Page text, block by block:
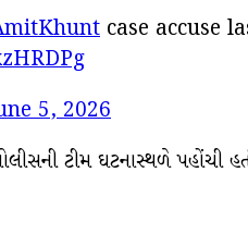
case accuse
5, 2026
ટીમ ઘટનાસ્થળે પહોંચી